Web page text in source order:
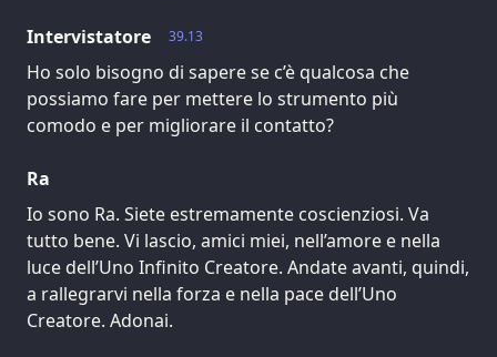
39.13
Intervistatore
Ho solo bisogno di sapere se c’è qualcosa che
possiamo fare per mettere lo strumento più
comodo e per migliorare il contatto?
Ra
Io sono Ra. Siete estremamente coscienziosi. Va
tutto bene. Vi lascio, amici miei, nell’amore e nella
luce dell’Uno Infinito Creatore. Andate avanti, quindi,
a rallegrarvi nella forza e nella pace dell’Uno
Creatore. Adonai.